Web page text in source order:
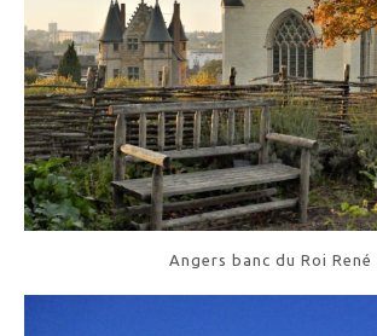
Angers banc du Roi René